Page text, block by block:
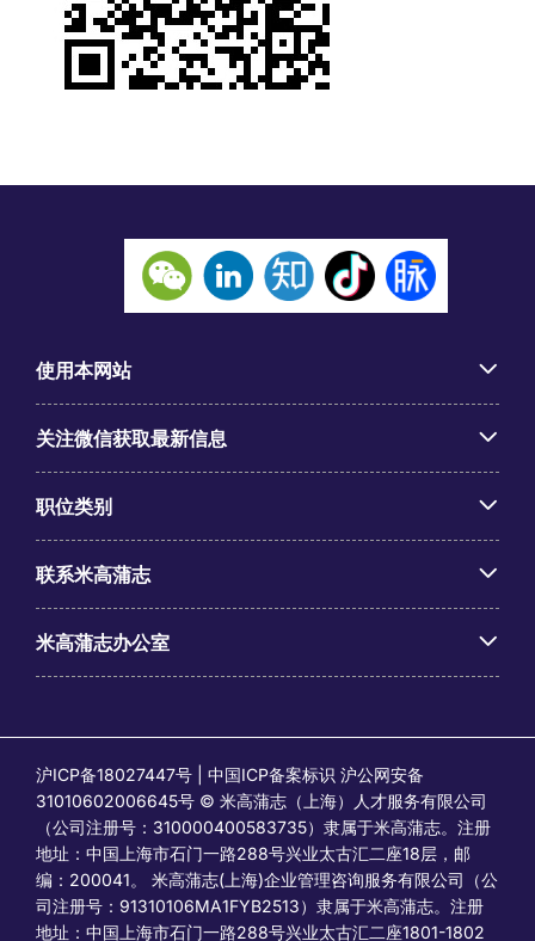
使用本网站
关注微信获取最新信息
职位类别
联系米高蒲志
米高蒲志办公室
沪ICP备18027447号 | 中国ICP备案标识 沪公网安备
31010602006645号 © 米高蒲志（上海）人才服务有限公司
（公司注册号：310000400583735）隶属于米高蒲志。注册
地址：中国上海市石门一路288号兴业太古汇二座18层，邮
编：200041。 米高蒲志(上海)企业管理咨询服务有限公司（公
司注册号：91310106MA1FYB2513）隶属于米高蒲志。注册
地址：中国上海市石门一路288号兴业太古汇二座1801-1802